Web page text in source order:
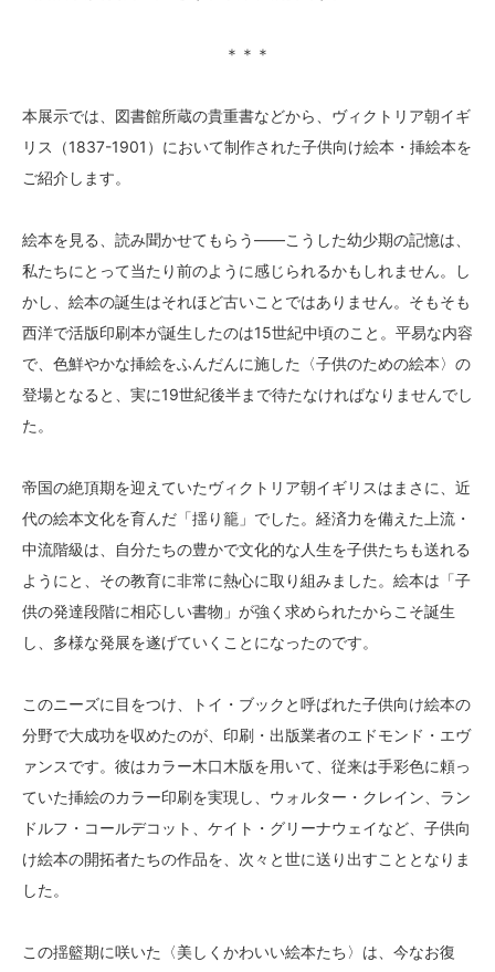
＊＊＊
本展示では、図書館所蔵の貴重書などから、ヴィクトリア朝イギ
リス（1837-1901）において制作された子供向け絵本・挿絵本を
ご紹介します。
絵本を見る、読み聞かせてもらう――こうした幼少期の記憶は、
私たちにとって当たり前のように感じられるかもしれません。し
かし、絵本の誕生はそれほど古いことではありません。そもそも
西洋で活版印刷本が誕生したのは15世紀中頃のこと。平易な内容
で、色鮮やかな挿絵をふんだんに施した〈子供のための絵本〉の
登場となると、実に19世紀後半まで待たなければなりませんでし
た。
帝国の絶頂期を迎えていたヴィクトリア朝イギリスはまさに、近
代の絵本文化を育んだ「揺り籠」でした。経済力を備えた上流・
中流階級は、自分たちの豊かで文化的な人生を子供たちも送れる
ようにと、その教育に非常に熱心に取り組みました。絵本は「子
供の発達段階に相応しい書物」が強く求められたからこそ誕生
し、多様な発展を遂げていくことになったのです。
このニーズに目をつけ、トイ・ブックと呼ばれた子供向け絵本の
分野で大成功を収めたのが、印刷・出版業者のエドモンド・エヴ
ァンスです。彼はカラー木口木版を用いて、従来は手彩色に頼っ
ていた挿絵のカラー印刷を実現し、ウォルター・クレイン、ラン
ドルフ・コールデコット、ケイト・グリーナウェイなど、子供向
け絵本の開拓者たちの作品を、次々と世に送り出すこととなりま
した。
この揺籃期に咲いた〈美しくかわいい絵本たち〉は、今なお復